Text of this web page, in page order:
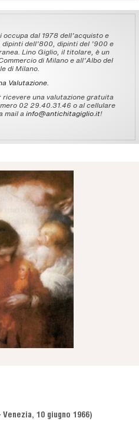
dal 1978 dell'acquisto e
dipinti dell'800, dipinti del '900 e
Lino Giglio, il titolare, è un
di Milano e all'Albo del
di Milano.
Valutazione.
una valutazione gratuita
02 29.40.31.46 o al cellulare
mail a info@antichitagiglio.it!
10 giugno 1966)